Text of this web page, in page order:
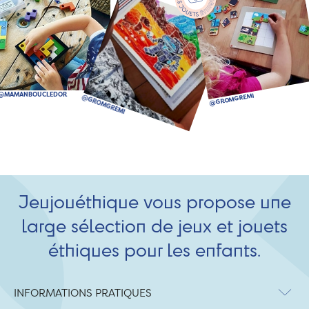
Jeujouéthique vous propose une
large sélection de jeux et jouets
éthiques pour les enfants.
INFORMATIONS PRATIQUES